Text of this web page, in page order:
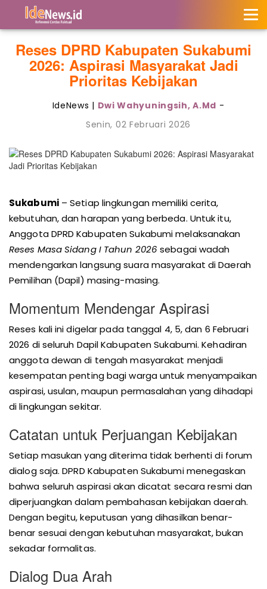
Reses DPRD Kabupaten Sukabumi
2026: Aspirasi Masyarakat Jadi
Prioritas Kebijakan
IdeNews | Dwi Wahyuningsih, A.Md -
Senin, 02 Februari 2026
Sukabumi– Setiap lingkungan memiliki cerita,
kebutuhan, dan harapan yang berbeda. Untuk itu,
Anggota DPRD Kabupaten Sukabumi melaksanakan
Reses Masa Sidang I Tahun 2026 sebagai wadah
mendengarkan langsung suara masyarakat di Daerah
Pemilihan (Dapil) masing-masing.
Momentum Mendengar Aspirasi
Reses kali ini digelar pada tanggal 4, 5, dan 6 Februari
2026 di seluruh Dapil Kabupaten Sukabumi. Kehadiran
anggota dewan di tengah masyarakat menjadi
kesempatan penting bagi warga untuk menyampaikan
aspirasi, usulan, maupun permasalahan yang dihadapi
di lingkungan sekitar.
Catatan untuk Perjuangan Kebijakan
Setiap masukan yang diterima tidak berhenti di forum
dialog saja. DPRD Kabupaten Sukabumi menegaskan
bahwa seluruh aspirasi akan dicatat secara resmi dan
diperjuangkan dalam pembahasan kebijakan daerah.
Dengan begitu, keputusan yang dihasilkan benar-
benar sesuai dengan kebutuhan masyarakat, bukan
sekadar formalitas.
Dialog Dua Arah